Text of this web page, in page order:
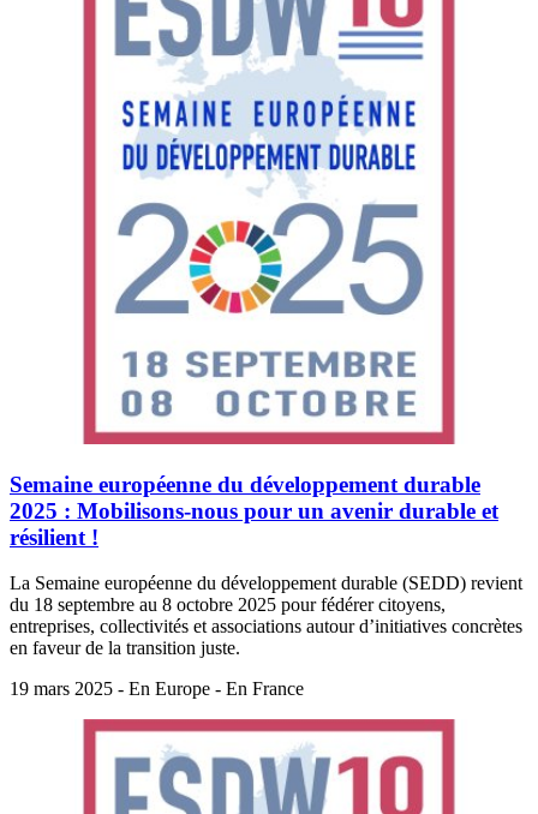
Semaine européenne du développement durable
2025 : Mobilisons-nous pour un avenir durable et
résilient !
La Semaine européenne du développement durable (SEDD) revient
du 18 septembre au 8 octobre 2025 pour fédérer citoyens,
entreprises, collectivités et associations autour d’initiatives concrètes
en faveur de la transition juste.
19 mars 2025 - En Europe - En France